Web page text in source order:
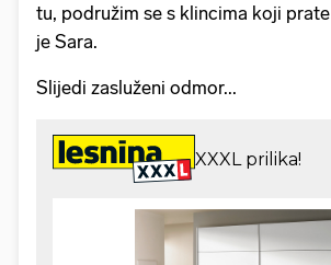
tu, podružim se s klincima koji
je Sara.
Slijedi zasluženi odmor...